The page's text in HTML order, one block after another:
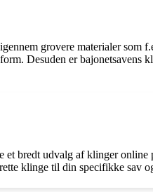
grovere materialer som
Desuden er bajonetsavens
bredt udvalg af klinger online
klinge til din specifikke sav